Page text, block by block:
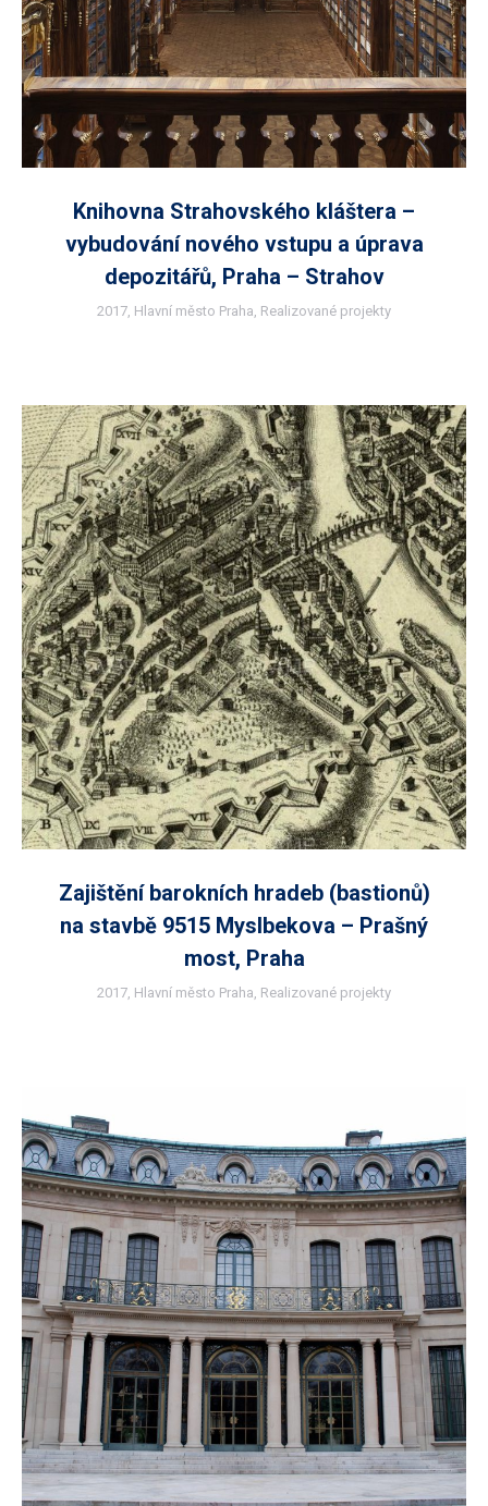
Knihovna Strahovského kláštera –
vybudování nového vstupu a úprava
depozitářů, Praha – Strahov
2017 Hlavní město Praha Realizované projekty
Zajištění barokních hradeb (bastionů)
na stavbě 9515 Myslbekova – Prašný
most, Praha
2017 Hlavní město Praha Realizované projekty